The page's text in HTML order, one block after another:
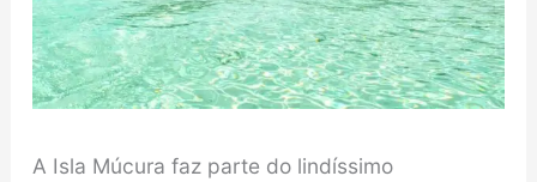
A Isla Múcura faz parte do lindíssimo